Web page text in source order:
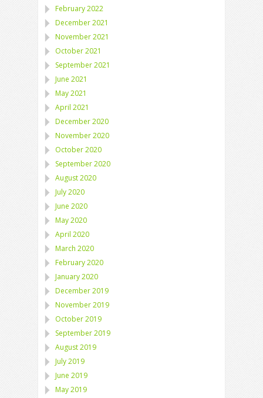
February 2022
December 2021
November 2021
October 2021
September 2021
June 2021
May 2021
April 2021
December 2020
November 2020
October 2020
September 2020
August 2020
July 2020
June 2020
May 2020
April 2020
March 2020
February 2020
January 2020
December 2019
November 2019
October 2019
September 2019
August 2019
July 2019
June 2019
May 2019